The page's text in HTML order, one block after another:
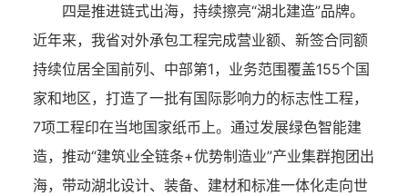
四是推进链式出海，持续擦亮“湖北建造”品牌。
近年来，我省对外承包工程完成营业额、新签合同额
持续位居全国前列、中部第1，业务范围覆盖155个国
家和地区，打造了一批有国际影响力的标志性工程，
7项工程印在当地国家纸币上。通过发展绿色智能建
造，推动“建筑业全链条+优势制造业”产业集群抱团出
海，带动湖北设计、装备、建材和标准一体化走向世